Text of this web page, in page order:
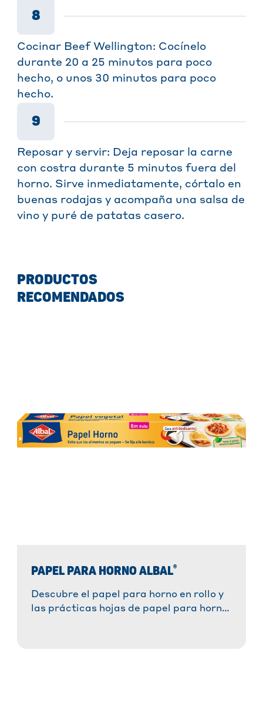
8
Cocinar Beef Wellington: Cocínelo
durante 20 a 25 minutos para poco
hecho, o unos 30 minutos para poco
hecho.
9
Reposar y servir: Deja reposar la carne
con costra durante 5 minutos fuera del
horno. Sirve inmediatamente, córtalo en
buenas rodajas y acompaña una salsa de
vino y puré de patatas casero.
PRODUCTOS
RECOMENDADOS
PAPEL PARA HORNO ALBAL®
Descubre el papel para horno en rollo y
las prácticas hojas de papel para horno